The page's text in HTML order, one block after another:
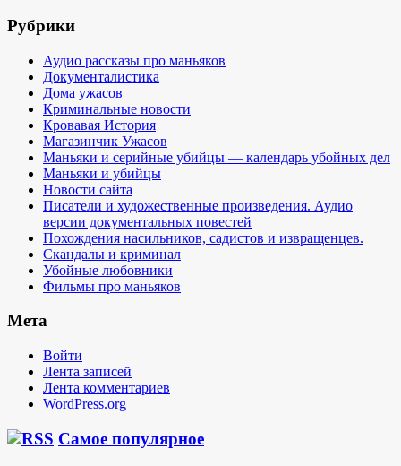
Рубрики
Аудио рассказы про маньяков
Документалистика
Дома ужасов
Криминальные новости
Кровавая История
Магазинчик Ужасов
Маньяки и серийные убийцы — календарь убойных дел
Маньяки и убийцы
Новости сайта
Писатели и художественные произведения. Аудио
версии документальных повестей
Похождения насильников, садистов и извращенцев.
Скандалы и криминал
Убойные любовники
Фильмы про маньяков
Мета
Войти
Лента записей
Лента комментариев
WordPress.org
Самое популярное